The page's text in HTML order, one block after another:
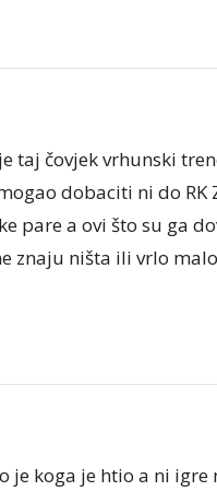
taj čovjek vrhunski
dobaciti ni do RK
pare a ovi što su ga
znaju ništa ili vrlo
je koga je htio a ni igre